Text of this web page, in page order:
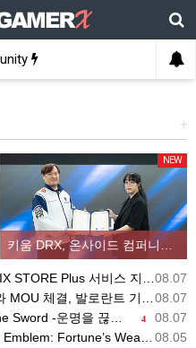
+
NEW
키움 DRX, 온사이드 컴퍼니와 MOU 체결, 발로란트 기반 콘텐츠 생태계 확장
08.07
지역 확대, 인기 신상품 라인업 순차적 입고
08.07
발로란트 기반 콘텐츠 생태계 확장
4 08.07
운명을 끊는 자 트레일러
08.05
스크린샷과 동영상(한국어 자막)